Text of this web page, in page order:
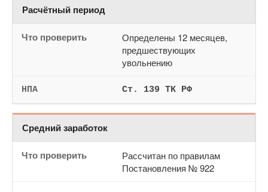
Расчётный период
Определены 12 месяцев,
предшествующих
увольнению
Ст. 139 ТК РФ
Средний заработок
Рассчитан по правилам
Постановления № 922